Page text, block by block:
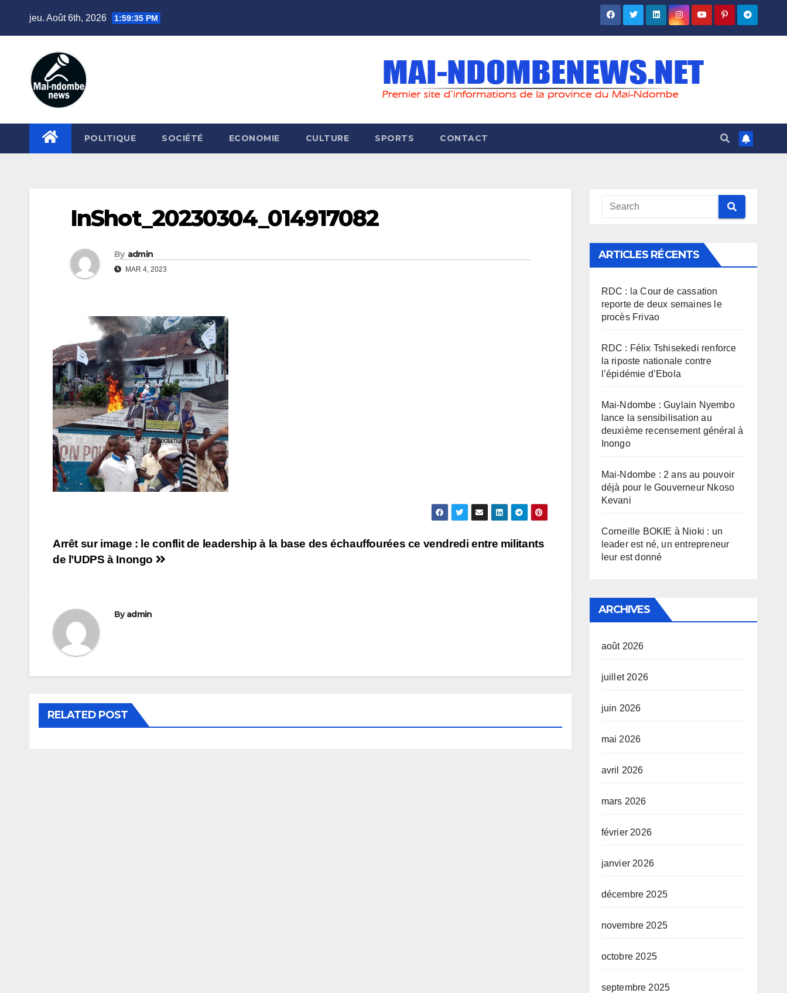
jeu. Août 6th, 2026 1:59:35 PM
POLITIQUE SOCIÉTÉ ECONOMIE CULTURE SPORTS CONTACT
InShot_20230304_014917082
By admin
MAR 4, 2023
Navigation
Arrêt sur image : le conflit de leadership à la base des échauffourées ce vendredi entre militants
de l’UDPS à Inongo
Byadmin
RELATED POST
ARTICLES RÉCENTS
RDC : la Cour de cassation
reporte de deux semaines le
procès Frivao
RDC : Félix Tshisekedi renforce
la riposte nationale contre
l’épidémie d’Ebola
Mai-Ndombe : Guylain Nyembo
lance la sensibilisation au
deuxième recensement général à
Inongo
Mai-Ndombe : 2 ans au pouvoir
déjà pour le Gouverneur Nkoso
Kevani
Corneille BOKIE à Nioki : un
leader est né, un entrepreneur
leur est donné
ARCHIVES
août 2026
juillet 2026
juin 2026
mai 2026
avril 2026
mars 2026
février 2026
janvier 2026
décembre 2025
novembre 2025
octobre 2025
septembre 2025